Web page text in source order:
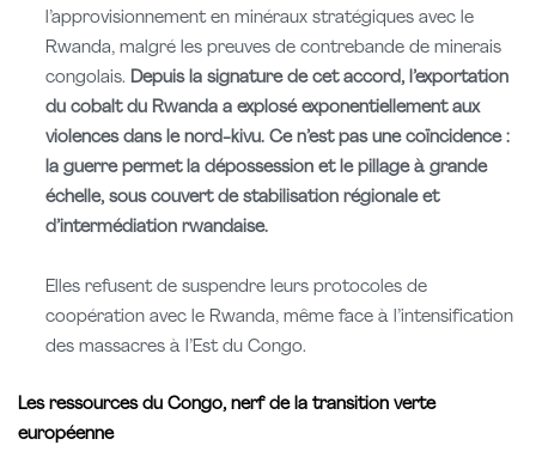
l’approvisionnement en minéraux stratégiques avec le
Rwanda,malgré les preuves de contrebande de minerais
congolais.Depuisla signature de cet accord,l’exportation
du cobalt du Rwandaa explosé exponentiellementaux
violences dans le nord-kivu.Ce n’est pas une coïncidence :
la guerre permet la dépossessionet le pillage à grande
échelle, sous couvert de stabilisationrégionale et
d’intermédiation rwandaise.
Elles refusent de suspendre leurs protocoles de
coopération avecle Rwanda, même face à l’intensification
des massacres à l’Estdu Congo.
Les ressources du Congo, nerf de la transition verte
européenne